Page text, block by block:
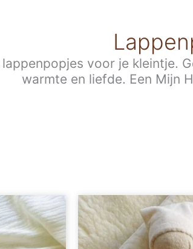
voor je kleintje.
warmte en liefde. Een Mijn